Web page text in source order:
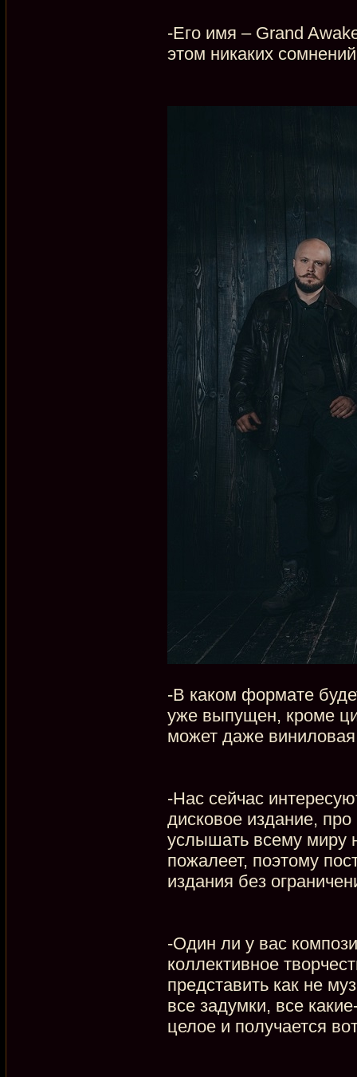
-Его имя – Grand
этом никаких
-В каком формате
уже выпущен, кроме
может даже
-Нас сейчас
дисковое издание,
услышать всему миру
пожалеет, поэтому
издания без
-Один ли у вас
коллективное
представить как не
все задумки, все
целое и получается